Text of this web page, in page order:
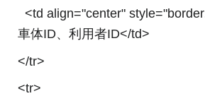
<td align="center"
車体ID、利用者ID</td>
</tr>
<tr>